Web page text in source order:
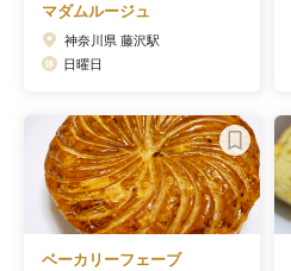
マダムルージュ
神奈川県 藤沢駅
日曜日
ベーカリーフェーブ